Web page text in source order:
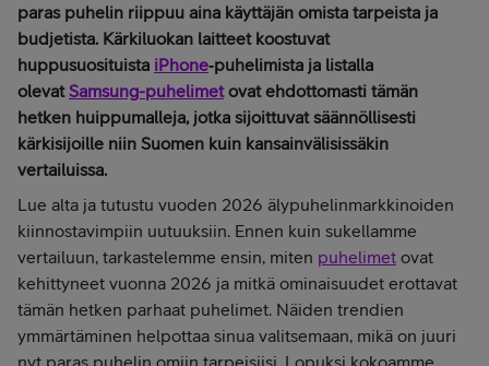
paras puhelin riippuu aina käyttäjän omista tarpeista ja
budjetista. Kärkiluokan laitteet koostuvat
huppusuosituista iPhone‑puhelimista ja listalla
olevatSamsung-puhelimetovat ehdottomasti tämän
hetken huippumalleja, jotka sijoittuvat säännöllisesti
kärkisijoille niin Suomen kuin kansainvälisissäkin
vertailuissa.
Lue alta ja tutustu vuoden 2026 älypuhelinmarkkinoiden
kiinnostavimpiin uutuuksiin. Ennen kuin sukellamme
vertailuun, tarkastelemme ensin, miten puhelimet ovat
kehittyneet vuonna 2026 ja mitkä ominaisuudet erottavat
tämän hetken parhaat puhelimet. Näiden trendien
ymmärtäminen helpottaa sinua valitsemaan, mikä on juuri
nyt paras puhelin omiin tarpeisiisi. Lopuksi kokoamme